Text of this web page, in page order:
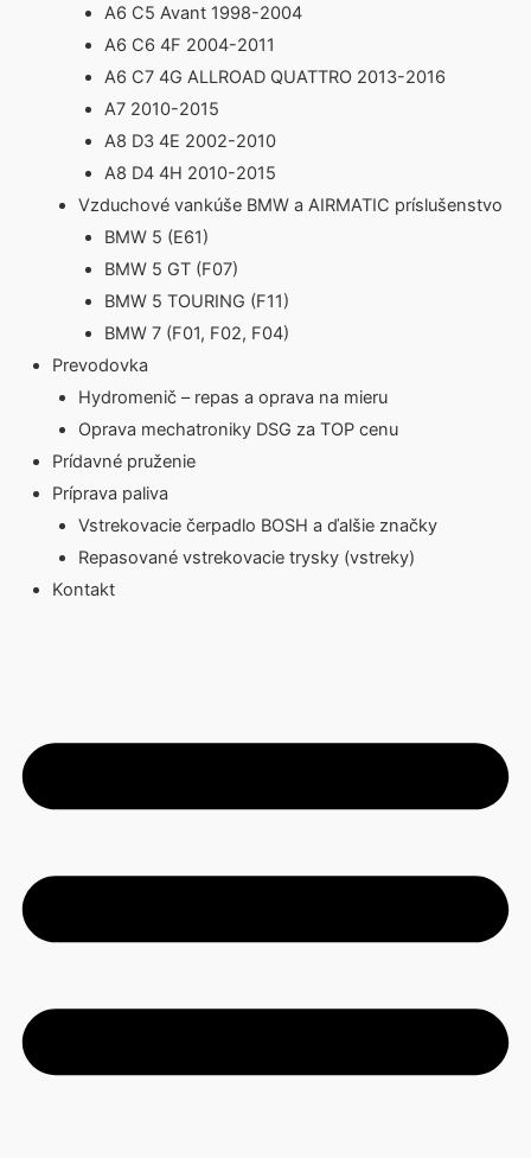
A6 C5 Avant 1998-2004
A6 C6 4F 2004-2011
A6 C7 4G ALLROAD QUATTRO 2013-2016
A7 2010-2015
A8 D3 4E 2002-2010
A8 D4 4H 2010-2015
Vzduchové vankúše BMW a AIRMATIC príslušenstvo
BMW 5 (E61)
BMW 5 GT (F07)
BMW 5 TOURING (F11)
BMW 7 (F01, F02, F04)
Prevodovka
Hydromenič – repas a oprava na mieru
Oprava mechatroniky DSG za TOP cenu
Prídavné pruženie
Príprava paliva
Vstrekovacie čerpadlo BOSH a ďalšie značky
Repasované vstrekovacie trysky (vstreky)
Kontakt